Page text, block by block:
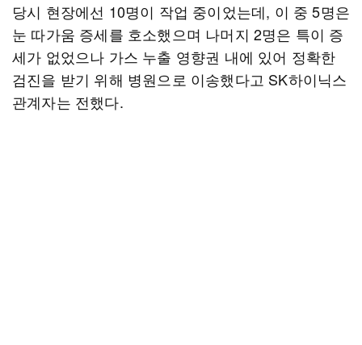
당시 현장에선 10명이 작업 중이었는데, 이 중 5명은
눈 따가움 증세를 호소했으며 나머지 2명은 특이 증
세가 없었으나 가스 누출 영향권 내에 있어 정확한
검진을 받기 위해 병원으로 이송했다고 SK하이닉스
관계자는 전했다.